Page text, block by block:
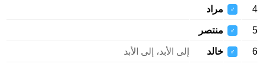
4
♂ مراد
5
♂ منتصر
6
♂ خالد إلى الأبد، إلى الأبد